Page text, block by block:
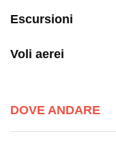
Escursioni
Voli aerei
DOVE ANDARE